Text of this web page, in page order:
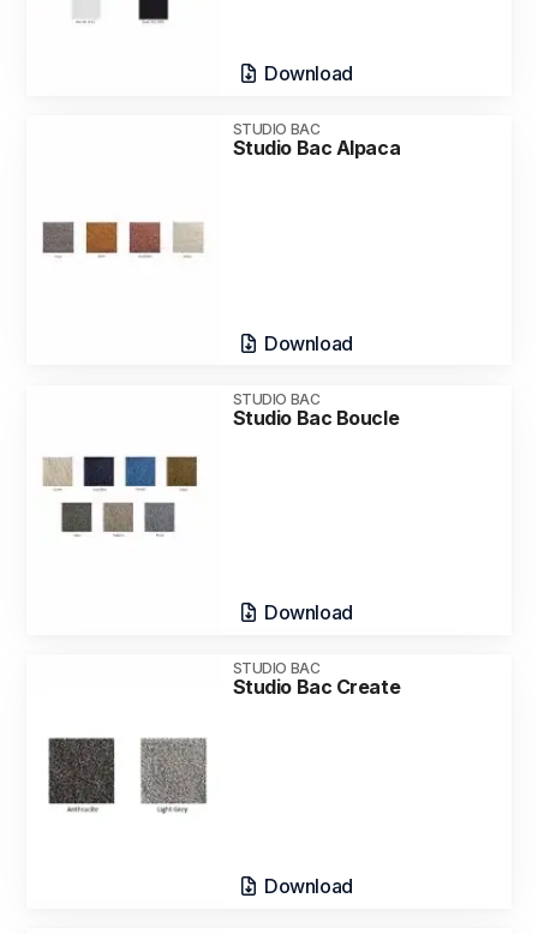
Download
STUDIO BAC
Studio Bac Alpaca
Download
STUDIO BAC
Studio Bac Boucle
Download
STUDIO BAC
Studio Bac Create
Download